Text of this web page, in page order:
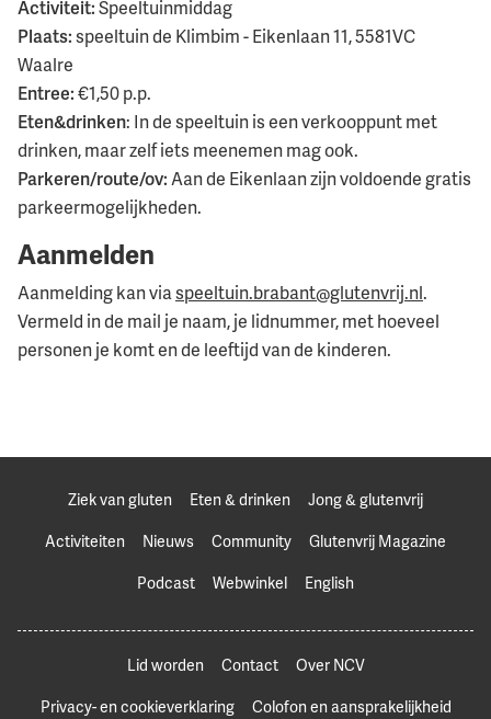
Activiteit:Speeltuinmiddag
Plaats:speeltuin de Klimbim -Eikenlaan 11,5581VC
Waalre
Entree:€1,50 p.p.
Eten&drinken: In de speeltuin is een verkooppunt met
drinken, maar zelf iets meenemen mag ook.
Parkeren/route/ov:Aan de Eikenlaan zijn voldoende gratis
parkeermogelijkheden.
Aanmelden
Aanmelding kan viaspeeltuin.brabant@glutenvrij.nl.
Vermeld in de mail je naam, je lidnummer, met hoeveel
personen je komt en de leeftijd van de kinderen.
Ziek van gluten Eten & drinken
Jong & glutenvrij
Activiteiten
Nieuws Community
Glutenvrij Magazine
Podcast
Webwinkel English
Lid worden Contact
Over NCV
Privacy- en cookieverklaring
Colofon en aansprakelijkheid